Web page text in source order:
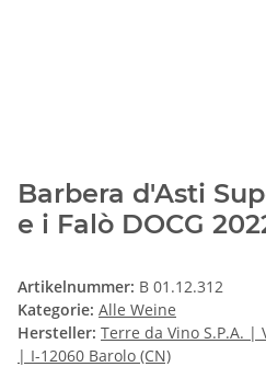
Barbera d'Asti
e i Falò DOCG
Artikelnummer: B 01.12.312
Kategorie: Alle Weine
Hersteller: Terre da Vino S.P.A. |
| I-12060 Barolo (CN)